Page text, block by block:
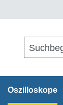
Oszilloskope